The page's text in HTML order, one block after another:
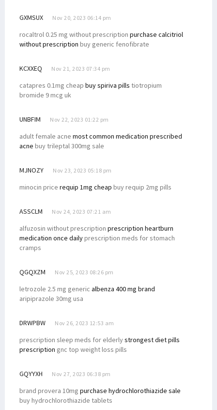
GXMSUX Nov 20, 2023 06:14 pm
rocaltrol 0.25 mg without prescription purchase calcitriol
without prescription buy generic fenofibrate
KCXXEQ Nov 21, 2023 07:34 pm
catapres 0.1mg cheap buy spiriva pills tiotropium
bromide 9 mcg uk
UNBFIM Nov 22, 2023 01:22 pm
adult female acne most common medication prescribed
acne buy trileptal 300mg sale
MJNOZY Nov 23, 2023 05:18 pm
minocin price requip 1mg cheap buy requip 2mg pills
ASSCLM Nov 24, 2023 07:21 am
alfuzosin without prescription prescription heartburn
medication once dailyprescription meds for stomach
cramps
QGQXZM Nov 25, 2023 08:26 pm
letrozole 2.5 mg generic albenza 400 mg brand
aripiprazole 30mg usa
DRWPBW Nov 26, 2023 12:53 am
prescription sleep meds for elderlystrongest diet pills
prescription gnc top weight loss pills
GQYYXH Nov 27, 2023 06:38 pm
brand provera 10mg purchase hydrochlorothiazide sale
buy hydrochlorothiazide tablets